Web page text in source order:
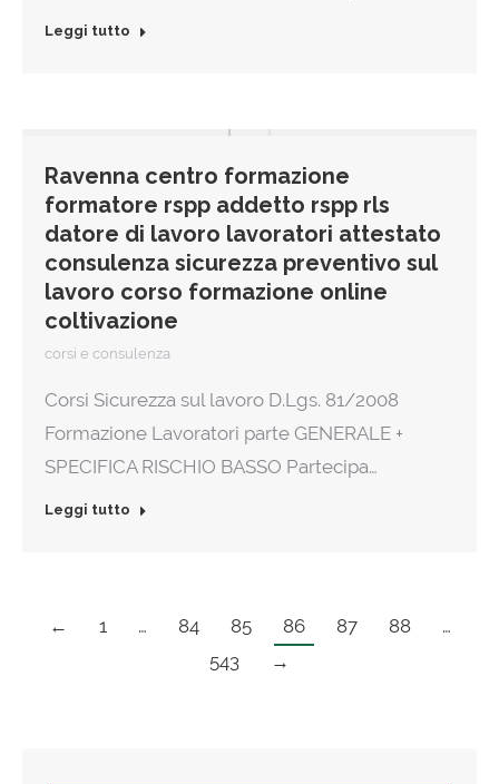
Leggi tutto
Ravenna centro formazione
formatore rspp addetto rspp rls
datore di lavoro lavoratori attestato
consulenza sicurezza preventivo sul
lavoro corso formazione online
coltivazione
corsi e consulenza
Corsi Sicurezza sul lavoro D.Lgs. 81/2008
Formazione Lavoratori parte GENERALE +
SPECIFICA RISCHIO BASSO Partecipa…
Leggi tutto
← 1 … 84 85 86 87 88
…
543
→